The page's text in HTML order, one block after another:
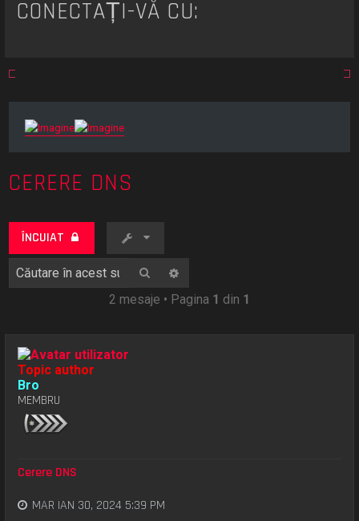
CONECTAȚI-VĂ CU:
CERERE DNS
ÎNCUIAT
Căutare
2 mesaje • Pagina 1 din 1
Topic author
Bro
MEMBRU
Cerere DNS
MAR IAN 30, 2024 5:39 PM